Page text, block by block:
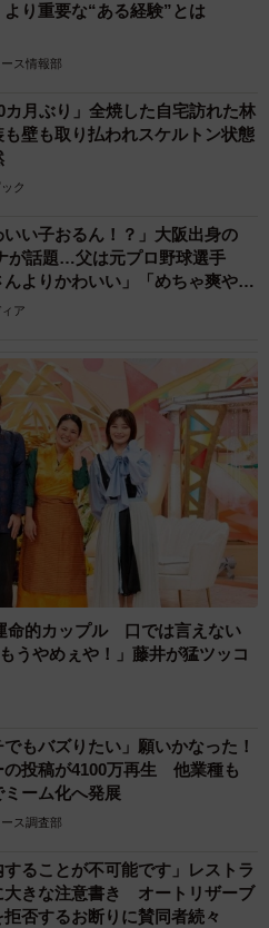
り重要な“ある経験”とは
ス情報部
カ月ぶり」全焼した自宅訪れた林
壁も取り払われスケルトン状態
ク
いい子おるん！？」大阪出身の
が話題…父は元プロ野球選手
んよりかわいい」「めちゃ爽や
ア
命的カップル 口では言えない
うやめぇや！」藤井が猛ツッコ
でもバズりたい」願いかなった！
の投稿が4100万再生 他業種も
ーム化へ発展
ス調査部
することが不可能です」レストラ
大きな注意書き オートリザーブ
否するお断りに賛同者続々